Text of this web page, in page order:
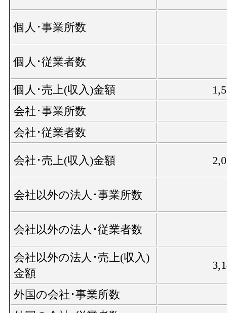
個人･事業所数
個人･従業者数
個人･売上(収入)金額
会社･事業所数
会社･従業者数
会社･売上(収入)金額
会社以外の法人･事業所数
会社以外の法人･従業者数
会社以外の法人･売上(収入)
金額
外国の会社･事業所数